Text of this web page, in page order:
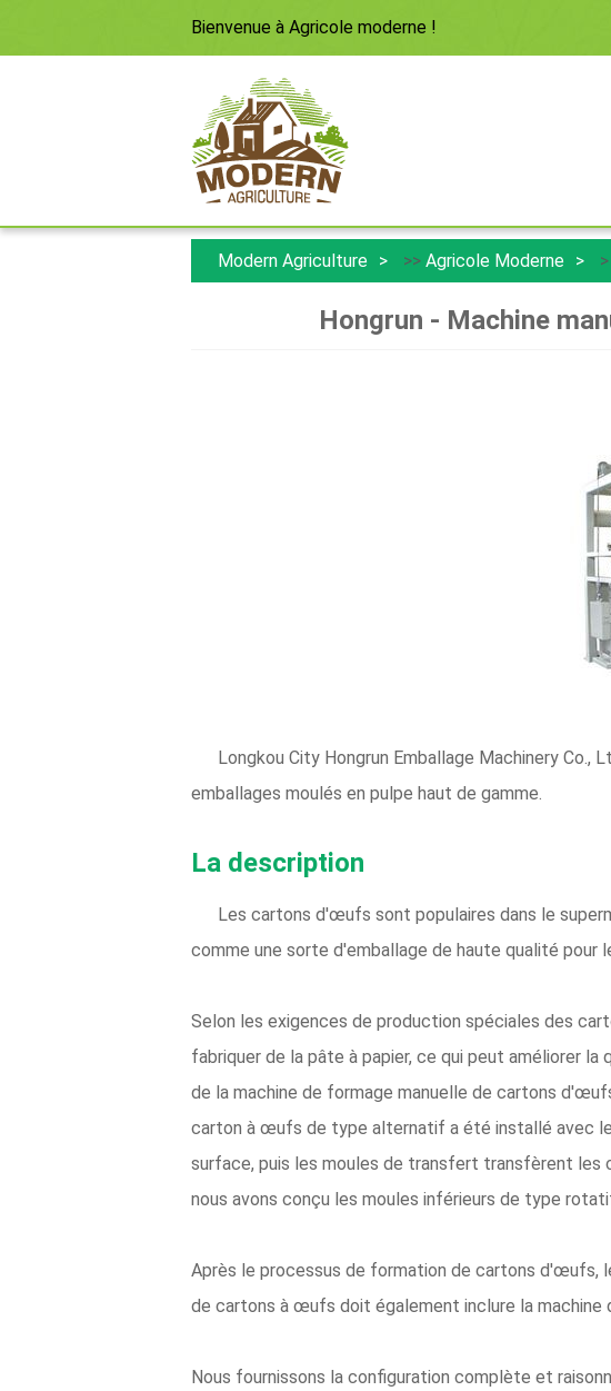
Bienvenue à Agricole moderne !
Modern Agriculture >> Agricole Moderne
Hongrun - Machine
Longkou City Hongrun Emballage Machinery
emballages moulés en pulpe haut de gamme.
La description
Les cartons d'œufs sont populaires dans le
comme une sorte d'emballage de haute qualité pour
Selon les exigences de production spéciales des
fabriquer de la pâte à papier, ce qui peut améliorer
de la machine de formage manuelle de cartons
carton à œufs de type alternatif a été installé avec
surface, puis les moules de transfert transfèrent
nous avons conçu les moules inférieurs de type
Après le processus de formation de cartons d'œufs,
de cartons à œufs doit également inclure la
Nous fournissons la configuration complète et